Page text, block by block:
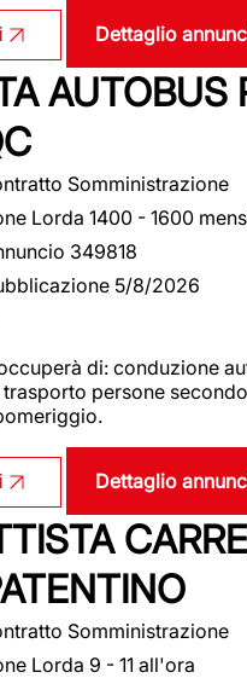
Dettaglio
AUTOBUS
Somministrazione
Lorda 1400 - 1600
349818
5/8/2026
di: conduzione
persone
Dettaglio
Somministrazione
Lorda 9 - 11 all'ora